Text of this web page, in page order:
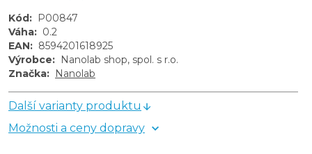
Kód :
P00847
Váha: 0.2
EAN: 8594201618925
Výrobce:
Nanolab shop, spol. s r.o.
Značka: Nanolab
Další varianty produktu
Možnosti a ceny dopravy